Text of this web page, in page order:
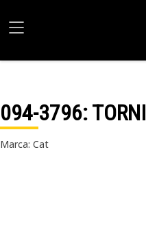
094-3796:
Marca: Cat